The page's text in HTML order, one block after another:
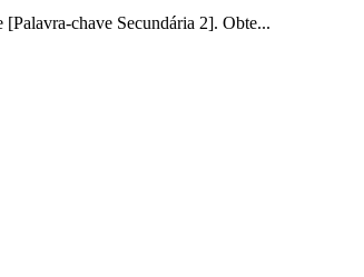
chave Secundária 2]. Obte...